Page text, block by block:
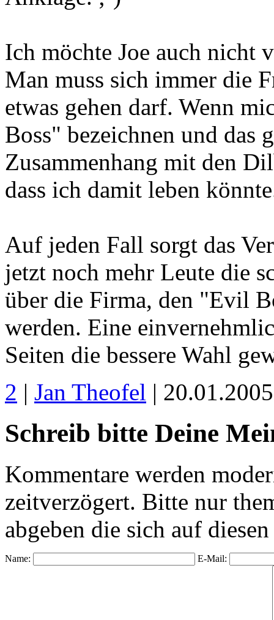
Ich möchte Joe auch nicht
Man muss sich immer die
etwas gehen darf. Wenn
Boss" bezeichnen und das
Zusammenhang mit den
dass ich damit leben
Auf jeden Fall sorgt das
jetzt noch mehr Leute die
über die Firma, den "Evil
werden. Eine
Seiten die bessere Wahl
2 | Jan Theofel |
Schreib bitte Deine
Kommentare werden
zeitverzögert. Bitte nur
abgeben die sich auf
Name: E-Mail: